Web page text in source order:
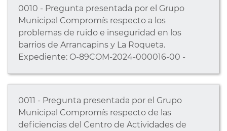
0010 - Pregunta presentada por el Grupo
Municipal Compromís respecto a los
problemas de ruido e inseguridad en los
barrios de Arrancapins y La Roqueta.
Expediente: O-89COM-2024-000016-00 -
0011 - Pregunta presentada por el Grupo
Municipal Compromís respecto de las
deficiencias del Centro de Actividades de